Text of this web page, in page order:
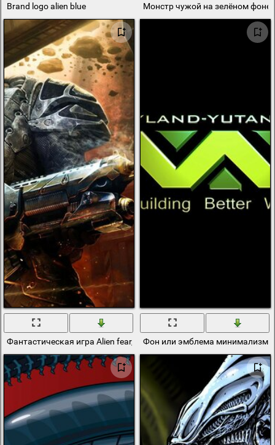
Brand logo alien blue Монстр чужой на зелёном фоне
Фантастическая игра Alien fear, битвы среди космоса
Фон или эмблема минимализм